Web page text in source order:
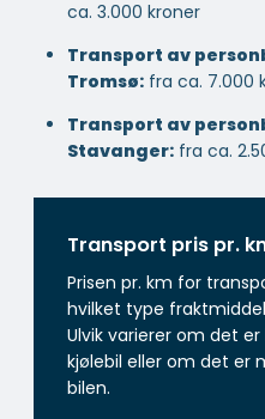
ca. 3.000 kroner
Transport av
Tromsø: fra ca. 7.000
Transport av
Stavanger: fra ca.
Transport pris pr.
Prisen pr. km for
hvilket type fraktmiddel
Ulvik varierer om det
kjølebil eller om det er
bilen.